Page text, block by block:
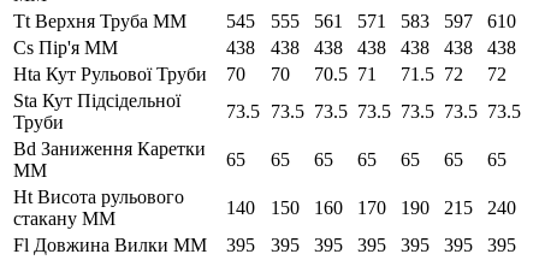
Tt Верхня Труба ММ
545 555 561 571 583 597
610
Cs Пір'я ММ
438 438 438 438 438 438
438
Hta Кут Рульової Труби
70 70 70.5 71 71.5 72
72
Sta Кут Підсідельної
Труби
73.5 73.5 73.5 73.5 73.5 73.5 73.5
Bd Заниження Каретки
ММ
65 65 65 65 65 65
65
Ht Висота рульового
стакану ММ
140 150 160 170 190 215
240
Fl Довжина Вилки ММ
395 395 395 395 395 395
395